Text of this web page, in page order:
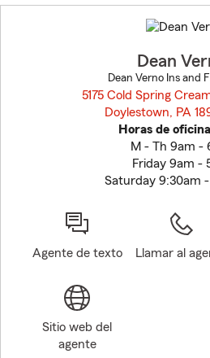
to
before
Dean
Dean Verno Ins and
5175 Cold Spring
Doylestown, PA
Horas de oficina
M - Th 9am -
Friday 9am -
Saturday 9:30am -
Agente de texto Llamar al
Sitio web del
agente